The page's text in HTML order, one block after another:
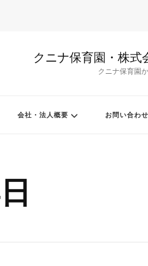
クニナ保育園・株式
クニナ保育園
会社・法人概要 お問い合わせ